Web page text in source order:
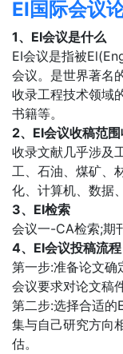
EI国际会议
1、EI会议是什么
EI会议是指被
会议。是世界著名
收录工程技术领域
书籍等。
2、EI会议收稿范围
收录文献几乎涉及
工、石油、煤矿、
化、计算机、数据
3、EI检索
会议一-CA检索;期
4、EI会议投稿流程
第一步:准备论文确
会议要求对论文稿
第二步:选择合适的
集与自己研究方向
估。